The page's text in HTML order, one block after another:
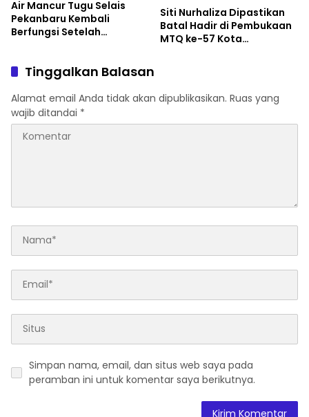
Air Mancur Tugu Selais
Pekanbaru Kembali
Berfungsi Setelah
Siti Nurhaliza Dipastikan
Batal Hadir di Pembukaan
MTQ ke-57 Kota
Tinggalkan Balasan
Alamat email Anda tidak akan dipublikasikan. Ruas yang
wajib ditandai *
Simpan nama, email, dan situs web saya pada
peramban ini untuk komentar saya berikutnya.